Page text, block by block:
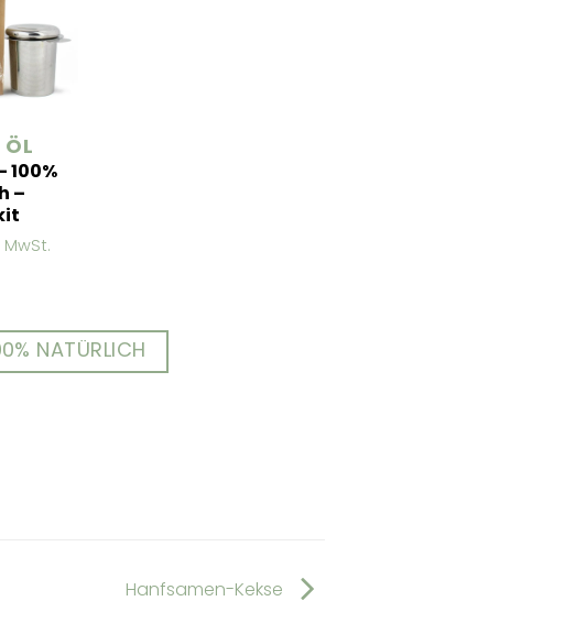
100%
–
MwSt.
NATÜRLICH
Hanfsamen-Kekse